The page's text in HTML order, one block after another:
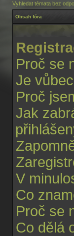
Vyhledat témata bez
Obsah fóra
Proč se
Je
Proč
Jak
V
Co
Proč se
Co dělá